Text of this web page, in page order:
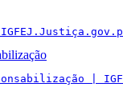
|